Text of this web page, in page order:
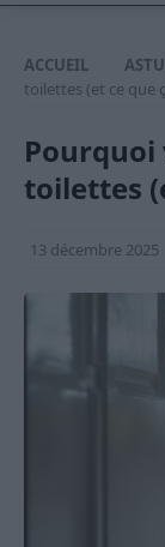
ACCUEIL
toilettes (et ce que
toilettes
13 décembre 2025